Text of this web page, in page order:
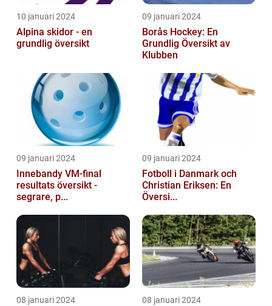
10 januari 2024
Alpina skidor - en
grundlig översikt
09 januari 2024
Borås Hockey: En
Grundlig Översikt av
Klubben
09 januari 2024
Innebandy VM-final
resultats översikt -
segrare, p...
09 januari 2024
Fotboll i Danmark och
Christian Eriksen: En
Översi...
08 januari 2024 08 januari 2024